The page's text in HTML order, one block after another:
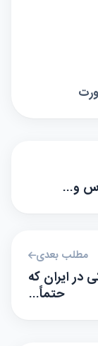
مطلب بعدی
در ایران که
حتماً…